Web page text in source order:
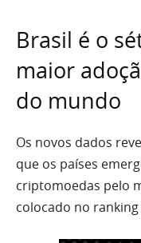
Brasil é o
maior
do mundo
Os novos dados
que os países
criptomoedas pelo
colocado no ranking